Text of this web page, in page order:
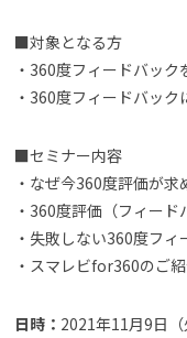
■対象となる方
・360度フィードバッ
・360度フィードバッ
■セミナー内容
・なぜ今360度評価が求
・360度評価（フィー
・失敗しない360度フ
・スマレビfor360のご
日時： 2021年11月9日